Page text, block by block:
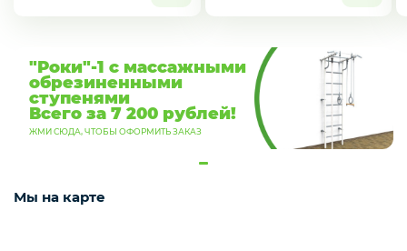
"Роки"-1 с массажными
обрезиненными
ступенями
Всего за 7 200 рублей!
ЖМИ СЮДА, ЧТОБЫ ОФОРМИТЬ ЗАКАЗ
Мы на карте